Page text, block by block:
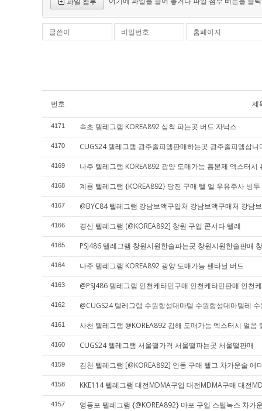
글쓴이 비밀번호 홈페이지
번호 제
4171 속초 텔레그램 KOREA892 삼척 파는곳 버드 자낙스
4170 CUGS24 텔레그램 광주졸피뎀판매하는곳 광주졸피뎀삽
4169 나주 텔레그램 KOREA892 광양 도매가능 흥분제 엑스터시
4168 계룡 텔레그램 {KOREA892} 당진 구매 텔 엘 우유주사 빙
4167 @BYC84 텔레그램 강남브액구입처 강남브액구매처 강남
4166 경산 텔레그램 (@KOREA892] 창원 구입 콘서타 텔레
4165 PSJ486 텔레그램 창원시원한술파는곳 창원시원한술판매
4164 나주 텔레그램 KOREA892 광양 도매가능 펜타닐 버드
4163 @PSJ486 텔레그램 인천케타민구매 인천케타민판매 인천
4162 @CUGS24 텔레그램 수원합성대마텔 수원합성대마텔레
4161 사천 텔레그램 @KOREA892 김해 도매가능 엑스터시 얼음
4160 CUGS24 텔레그램 서울떨가격 서울떨파는곳 서울떨판매
4159 김천 텔레그램 [@KOREA892] 안동 구매 텔그 차가운술 에
4158 KKE114 텔레그램 대전MDMA구입 대전MDMA구매 대전
4157 영등포 텔레그램 {@KOREA892} 마포 구입 스틸녹스 차가